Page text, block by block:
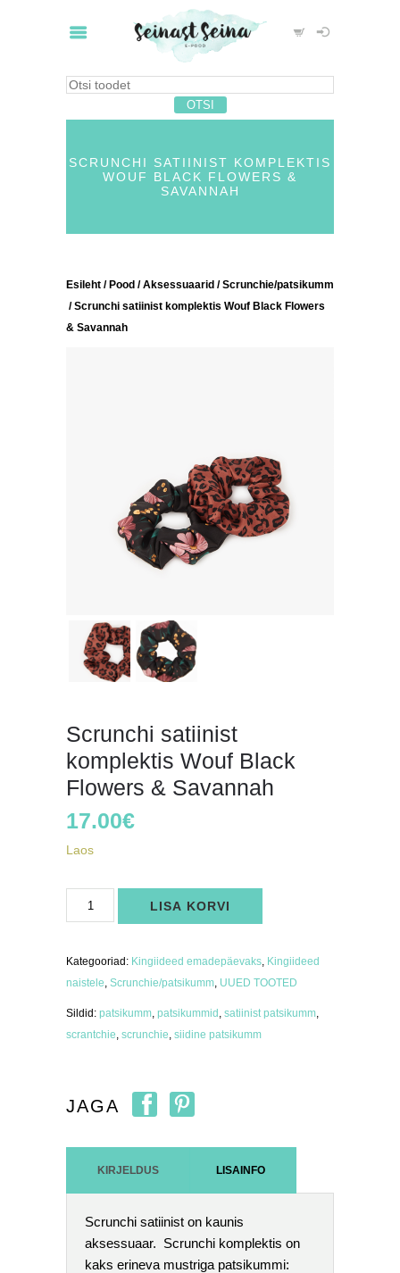
SCRUNCHI SATIINIST KOMPLEKTIS
WOUF BLACK FLOWERS &
SAVANNAH
Esileht / Pood /Aksessuaarid /Scrunchie/patsikumm
/ Scrunchi satiinist komplektis Wouf Black Flowers
& Savannah
Scrunchi satiinist
komplektis Wouf Black
Flowers & Savannah
17.00€
Laos
satiinist
komplektis
Flowers
&
Savannah
LISA KORVI
Kategooriad: Kingiideed emadepäevaks, Kingiideed
naistele, Scrunchie/patsikumm, UUED TOOTED
Sildid: patsikumm, patsikummid , satiinist patsikumm,
scrantchie, scrunchie, siidine patsikumm
JAGA
KIRJELDUS LISAINFO
Scrunchi satiinist on kaunis
aksessuaar. Scrunchi komplektis on
kaks erineva mustriga patsikummi: